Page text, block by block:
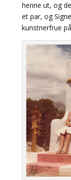
henne ut, og
et par, og
kunstnerfrue